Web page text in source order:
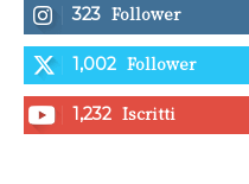
323 Follower
1,002 Follower
1,232 Iscritti